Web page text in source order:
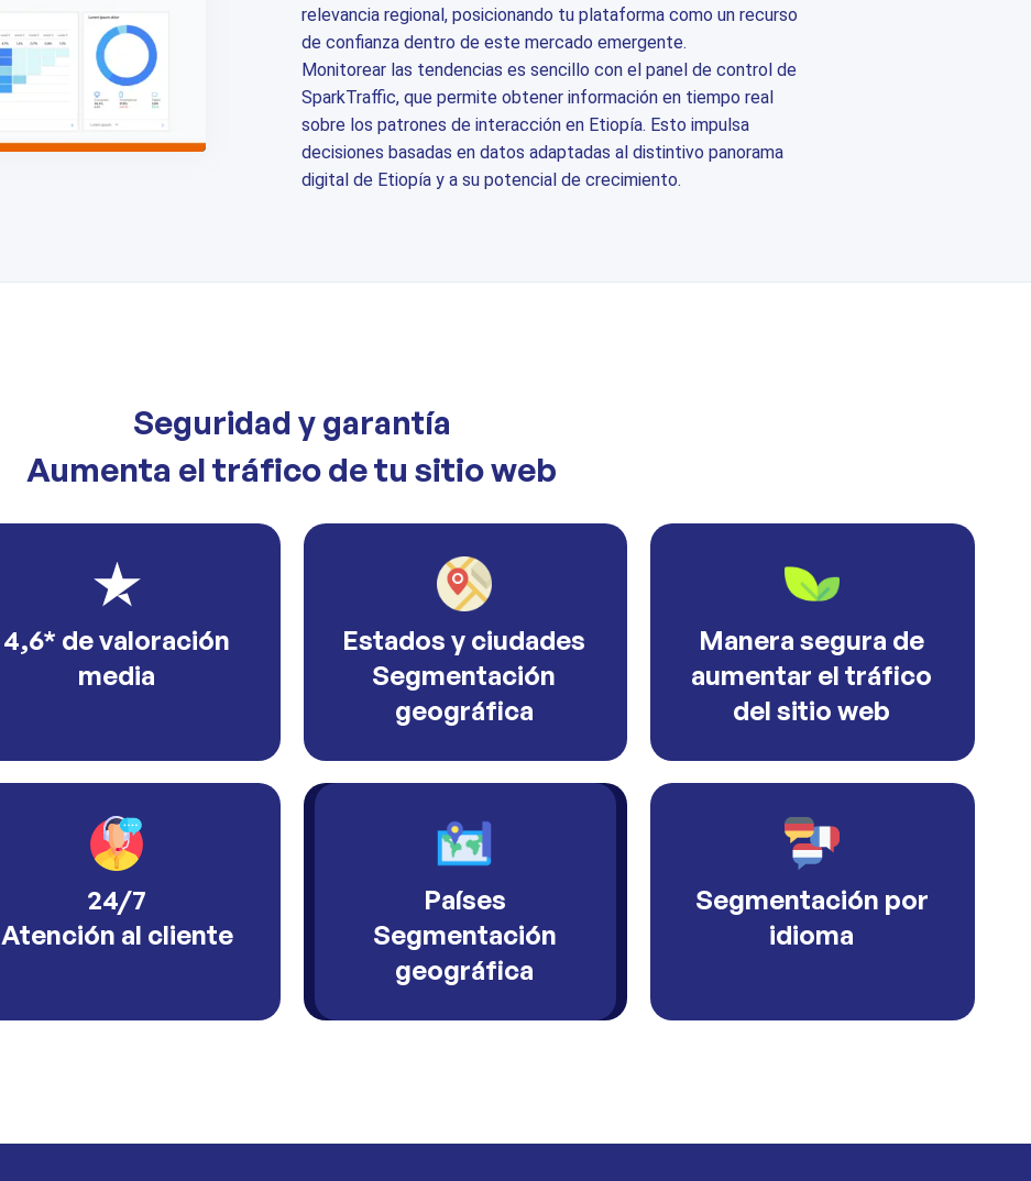
relevancia regional, posicionando tu plataforma como un recurso
de confianza dentro de este mercado emergente.
Monitorear las tendencias es sencillo con el panel de control de
SparkTraffic, que permite obtener información en tiempo real
sobre los patrones de interacción en Etiopía. Esto impulsa
decisiones basadas en datos adaptadas al distintivo panorama
digital de Etiopía y a su potencial de crecimiento.
Seguridad y garantía
Aumenta el tráfico de tu sitio web
4,6* de valoración
media
Estados y ciudades
Segmentación
geográfica
Manera segura de
aumentar el tráfico
del sitio web
24/7
Atención al cliente
Países
Segmentación
geográfica
Segmentación por
idioma